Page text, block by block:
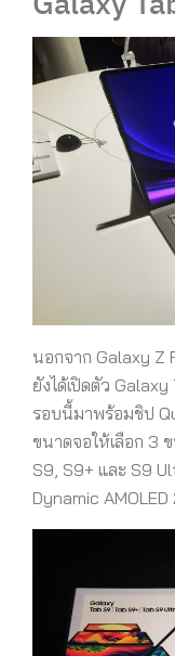
นอกจาก Galaxy Z
ยังได้เปิดตัว
รอบนี้มาพร้อมชิป
ขนาดจอให้เลือก 3
S9, S9+ และ S9
Dynamic